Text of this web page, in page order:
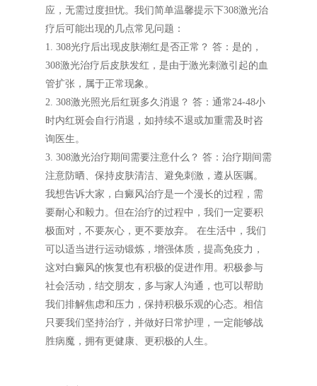
应，无需过度担忧。我们简单温馨提示下308激光治
疗后可能出现的几点常见问题：
1. 308光疗后出现皮肤潮红是否正常？ 答：是的，
308激光治疗后皮肤发红，是由于激光刺激引起的血
管扩张，属于正常现象。
2. 308激光照光后红斑多久消退？ 答：通常24-48小
时内红斑会自行消退，如持续不退或加重需及时咨
询医生。
3. 308激光治疗期间需要注意什么？ 答：治疗期间需
注意防晒、保持皮肤清洁、避免刺激，遵从医嘱。
我想告诉大家，白癜风治疗是一个漫长的过程，需
要耐心和毅力。但在治疗的过程中，我们一定要积
极面对，不要灰心，更不要放弃。 在生活中，我们
可以适当进行运动锻炼，增强体质，提高免疫力，
这对白癜风的恢复也有积极的促进作用。积极参与
社会活动，结交朋友，多与家人沟通，也可以帮助
我们排解焦虑和压力，保持积极乐观的心态。相信
只要我们坚持治疗，并做好日常护理，一定能够战
胜病魔，拥有更健康、更积极的人生。